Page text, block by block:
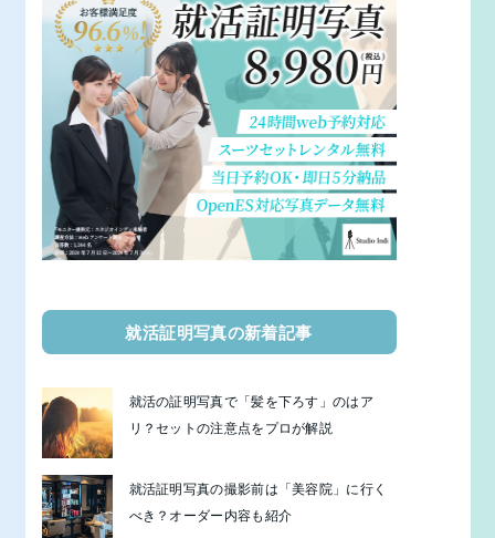
就活証明写真の新着記事
就活の証明写真で「髪を下ろす」のはア
リ？セットの注意点をプロが解説
就活証明写真の撮影前は「美容院」に行く
べき？オーダー内容も紹介